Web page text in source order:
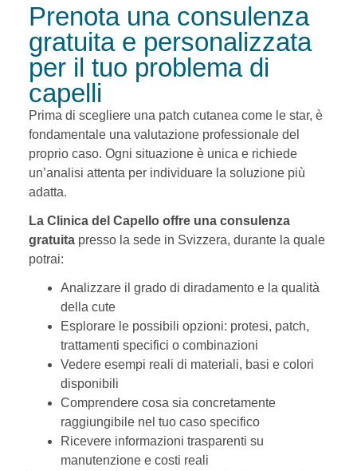
Prenota una consulenza
gratuita e personalizzata
per il tuo problema di
capelli
Prima di scegliere una patch cutanea come le star, è
fondamentale una valutazione professionale del
proprio caso. Ogni situazione è unica e richiede
un’analisi attenta per individuare la soluzione più
adatta.
La Clinica del Capello offre una consulenza
gratuita presso la sede in Svizzera, durante la quale
potrai:
Analizzare il grado di diradamento e la qualità
della cute
Esplorare le possibili opzioni: protesi, patch,
trattamenti specifici o combinazioni
Vedere esempi reali di materiali, basi e colori
disponibili
Comprendere cosa sia concretamente
raggiungibile nel tuo caso specifico
Ricevere informazioni trasparenti su
manutenzione e costi reali